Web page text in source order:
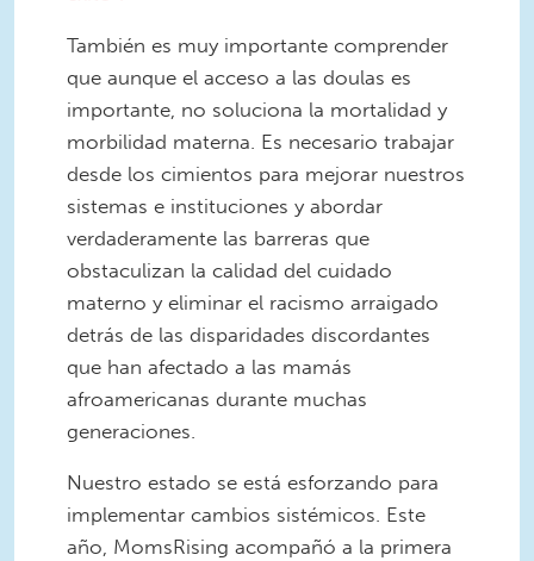
También es muy importante comprender
que aunque el acceso a las doulas es
importante, no soluciona la mortalidad y
morbilidad materna. Es necesario trabajar
desde los cimientos para mejorar nuestros
sistemas e instituciones y abordar
verdaderamente las barreras que
obstaculizan la calidad del cuidado
materno y eliminar el racismo arraigado
detrás de las disparidades discordantes
que han afectado a las mamás
afroamericanas durante muchas
generaciones.
Nuestro estado se está esforzando para
implementar cambios sistémicos. Este
año, MomsRising acompañó a la primera